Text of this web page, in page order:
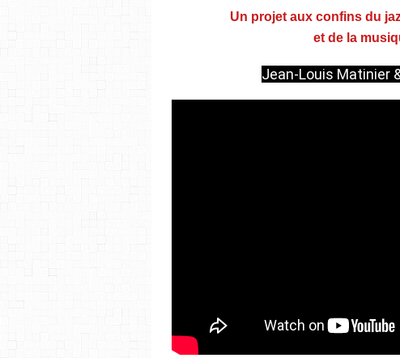
Un projet aux confins du
et de la
Jean-Louis Matinier